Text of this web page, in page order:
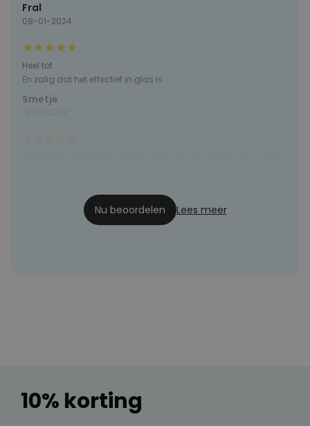
Fral
08-01-2024
Heel tof
En zalig dat het effectief in glas is
Smetje
Nu beoordelen Lees meer
10% korting